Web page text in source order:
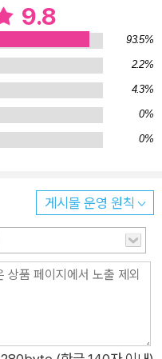
들을 이해하게 됩니다. 나
아들이는 법을 배우게 되지
나쁜 감정은 없다는 사실
른들에게도 생각할 거리를
냐국제아동도서전에서 전
니다. 그 결과 신인 작가의
국에서 번역 출간을 앞두
지요. 새로운 친구들과 좋
자신의 감정을 제대로 이
다. 《감정 호텔: 내 마음
줍니다. 특히 슬픔, 분노, 불
9.8
93.5%
2.2%
4.3%
0%
0%
게시물 운영 원칙